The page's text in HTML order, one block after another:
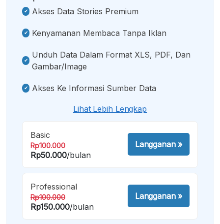
Akses Data Stories Premium
Kenyamanan Membaca Tanpa Iklan
Unduh Data Dalam Format XLS, PDF, Dan
Gambar/image
Akses Ke Informasi Sumber Data
Lihat Lebih Lengkap
Basic
Rp100.000
Rp50.000/bulan
Langganan»
Professional
Rp100.000
Rp150.000/bulan
Langganan»